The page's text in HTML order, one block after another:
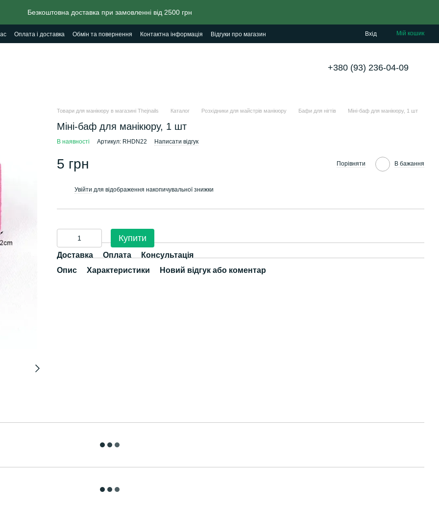
Безкоштовна доставка при замовленні від 2500 грн
Оплата і доставка Обмін та повернення Контактна інформація Відгуки про магазин Вхід Мій кошик
+380 (93) 236-04-09
Товари для манікюру в магазині Thejnails Каталог Розхідники для майстрів манікюру Бафи для нігтів Міні-баф для манікюру, 1 шт
Міні-баф для манікюру, 1 шт
В наявності Артикул: RHDN22 Написати відгук
5 грн Порівняти В бажання
Увійти для відображення накопичувальної знижки
Купити
Доставка Оплата
Консультація
Опис
Характеристики Новий відгук або коментар